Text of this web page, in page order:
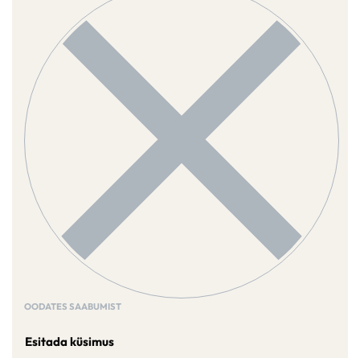
OODATES SAABUMIST
Esitada küsimus